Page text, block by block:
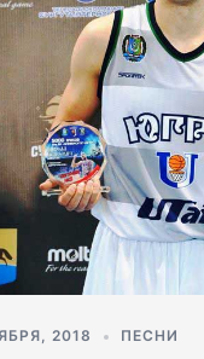
2018 ПЕСНИ